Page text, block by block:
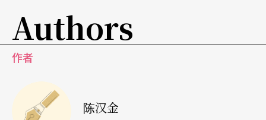
ques Prévert）、沙特、阿拉贡（Louis Aragon）
等人交往，将他们的诗作配上音乐，这些歌曲散发
著一种单纯、直接的诗意，虽然通俗，却不俚俗，
品味相当高雅，如此而让这些诗作得以更广泛地流
传；柯斯玛根据普雷伟的诗谱成，充满伤逝之情的
Authors
作者
陈汉金